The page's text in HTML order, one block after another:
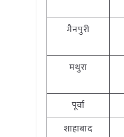
मैनपुरी
मथुरा
पूर्वा
शाहाबाद